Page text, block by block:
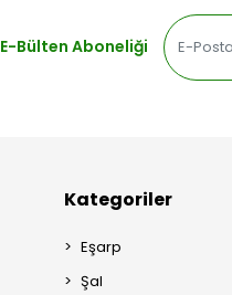
E-Bülten Aboneliği
Kategoriler
Eşarp
Şal